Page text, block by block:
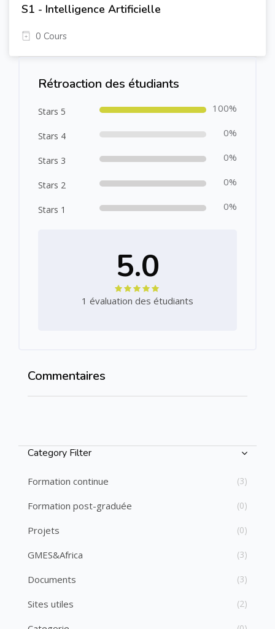
S1 - Intelligence Artificielle
0 Cours
Rétroaction des étudiants
Stars 5 100%
Stars 4 0%
Stars 3 0%
Stars 2 0%
Stars 1 0%
5.0
1 évaluation des étudiants
Passer Commentaires
Commentaires
Passer [Cocoon] Course Categories List
Category Filter
Formation continue (3)
Formation post-graduée (0)
Projets (0)
GMES&Africa (3)
Documents (3)
Sites utiles (2)